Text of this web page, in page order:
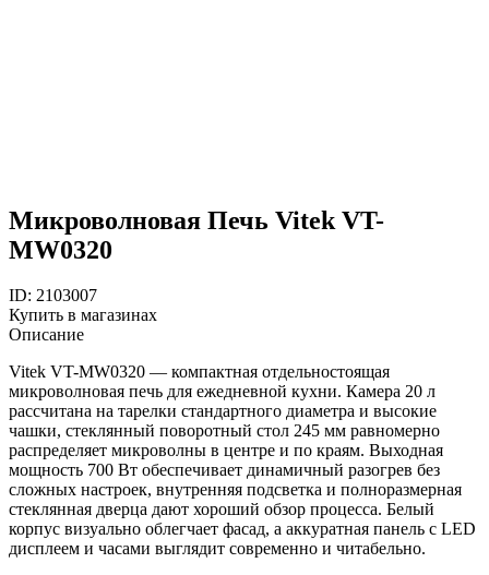
Микроволновая Печь Vitek VT-
MW0320
ID: 2103007
Купить в магазинах
Описание
Vitek VT-MW0320 — компактная отдельностоящая
микроволновая печь для ежедневной кухни. Камера 20 л
рассчитана на тарелки стандартного диаметра и высокие
чашки, стеклянный поворотный стол 245 мм равномерно
распределяет микроволны в центре и по краям. Выходная
мощность 700 Вт обеспечивает динамичный разогрев без
сложных настроек, внутренняя подсветка и полноразмерная
стеклянная дверца дают хороший обзор процесса. Белый
корпус визуально облегчает фасад, а аккуратная панель с LED
дисплеем и часами выглядит современно и читабельно.